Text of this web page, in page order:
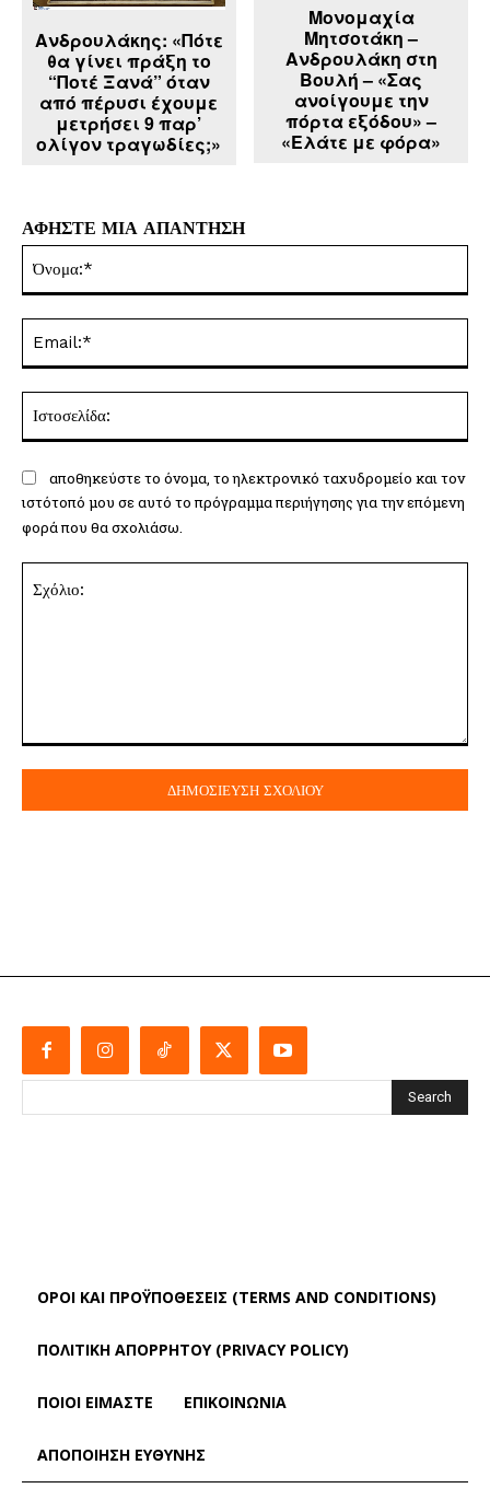
Ανδρουλάκης: «Πότε
θα γίνει πράξη το
“Ποτέ Ξανά” όταν
από πέρυσι έχουμε
μετρήσει 9 παρ’
ολίγον τραγωδίες;»
Μονομαχία
Μητσοτάκη –
Ανδρουλάκη στη
Βουλή – «Σας
ανοίγουμε την
πόρτα εξόδου» –
«Ελάτε με φόρα»
ΑΦΗΣΤΕ ΜΙΑ ΑΠΑΝΤΗΣΗ
αποθηκεύστε το όνομα, το ηλεκτρονικό ταχυδρομείο και τον
ιστότοπό μου σε αυτό το πρόγραμμα περιήγησης για την επόμενη
φορά που θα σχολιάσω.
Search
ΌΡΟΙ ΚΑΙ ΠΡΟΫΠΟΘΈΣΕΙΣ (TERMS AND CONDITIONS)
ΠΟΛΙΤΙΚΗ ΑΠΟΡΡΗΤΟΥ (PRIVACY POLICY)
ΠΟΙΟΙ ΕΙΜΑΣΤΕ ΕΠΙΚΟΙΝΩΝΙΑ
ΑΠΟΠΟΊΗΣΗ ΕΥΘΎΝΗΣ